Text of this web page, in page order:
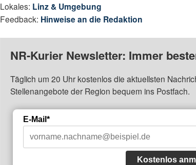
Lokales: Linz & Umgebung
Feedback: Hinweise an die Redaktion
NR-Kurier Newsletter: Immer
Täglich um 20 Uhr kostenlos die aktuellsten
Stellenangebote der Region bequem ins Postfach.
E-Mail*
Kostenlos